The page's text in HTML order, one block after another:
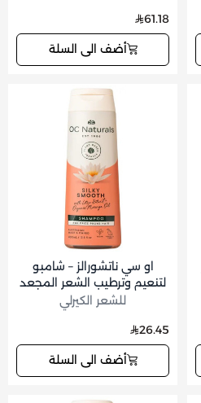
61.18
أضف الى السلة
او سي ناتشورالز – شامبو
لتنعيم وترطيب الشعر المجعد
والمتطاير 400 مل
للشعر الكيرلي
26.45
أضف الى السلة